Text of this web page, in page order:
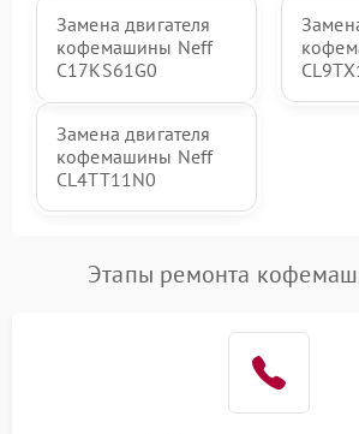
Замена двигателя
кофемашины Neff
C17KS61G0
Замена двигателя
кофемашины Neff
CL4TT11N0
Этапы ремонта